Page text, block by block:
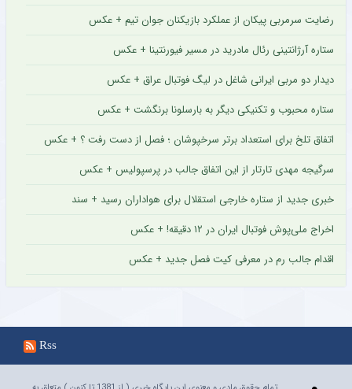
رضایت سرمربی پیکان از عملکرد بازیکنان جوان تیم + عکس
ستاره آرژانتینی رئال مادرید در مسیر فیورنتینا + عکس
دیدار دو مربی ایرانی شاغل در لیگ فوتبال عراق + عکس
ستاره محبوب و تکنیکی دیگر به بارسلونا برنگشت + عکس
اتفاق تلخ برای استعداد برتر سرخپوشان ؛ فصل از دست رفت ؟ + عکس
سرگیجه مهدی تارتار از این اتفاق جالب در پرسپولیس + عکس
خبری جدید از ستاره خارجی استقلال برای هواداران رسید + سند
اخراج ملی‌پوش فوتبال ایران در ۱۲ دقیقه! + عکس
اقدام جالب رم در معرفی کیت فصل جدید + عکس
Rss